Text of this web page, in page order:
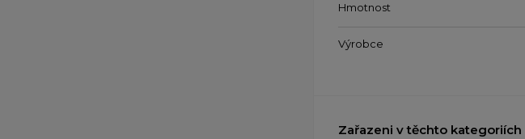
Hmotnost
Výrobce
Zařazeni v těchto kategoriích